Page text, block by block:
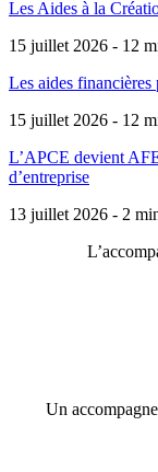
Les Aides à la
15 juillet 2026 - 12
Les aides
15 juillet 2026 - 12
L’APCE devient
d’entreprise
13 juillet 2026 - 2
Un